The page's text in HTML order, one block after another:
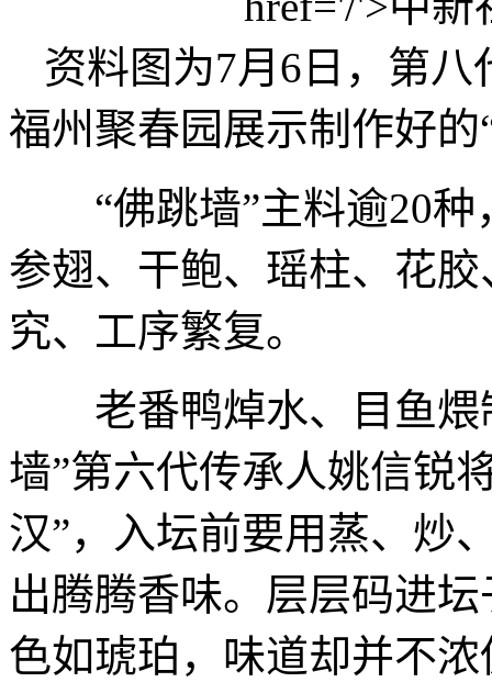
资料图为7月6日，第八
福州聚春园展示制作好
“佛跳墙”主料逾20种
参翅、干鲍、瑶柱、花
究、工序繁复。
老番鸭焯水、目鱼煨
墙”第六代传承人姚信锐
汉”，入坛前要用蒸、炒
出腾腾香味。层层码进
色如琥珀，味道却并不